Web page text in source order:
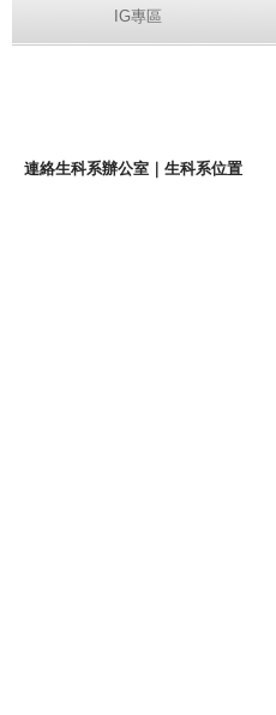
IG專區
連絡生科系辦公室 生科系位置